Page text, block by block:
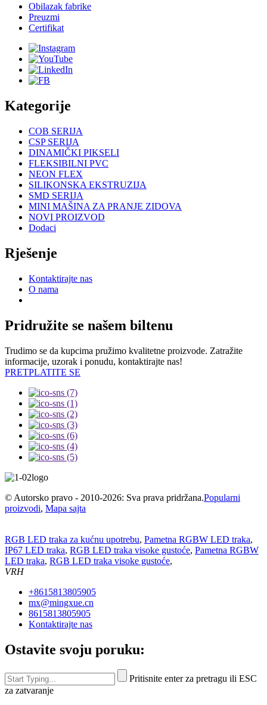
Obilazak fabrike
Preuzmi
Certifikat
Kategorije
COB SERIJA
CSP SERIJA
DINAMIČKI PIKSELI
FLEKSIBILNI PVC
NEON FLEX
SILIKONSKA EKSTRUZIJA
SMD SERIJA
MINI MAŠINA ZA PRANJE ZIDOVA
NOVI PROIZVOD
Dodaci
Rješenje
Kontaktirajte nas
O nama
Pridružite se našem biltenu
Trudimo se da kupcima pružimo kvalitetne proizvode. Zatražite
informacije, uzorak i ponudu, kontaktirajte nas!
PRETPLATITE SE
© Autorsko pravo - 2010-2026: Sva prava pridržana.Popularni
proizvodi, Mapa sajta
RGB LED traka za kućnu upotrebu, Pametna RGBW LED traka,
IP67 LED traka, RGB LED traka visoke gustoće, Pametna RGBW
LED traka, RGB LED traka visoke gustoće,
VRH
+8615813805905
mx@mingxue.cn
8615813805905
Kontaktirajte nas
Ostavite svoju poruku:
Pritisnite enter za pretragu ili ESC
za zatvaranje